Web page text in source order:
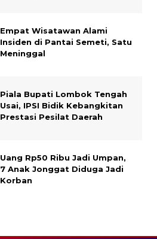
Empat Wisatawan Alami
Insiden di Pantai Semeti, Satu
Meninggal
Piala Bupati Lombok Tengah
Usai, IPSI Bidik Kebangkitan
Prestasi Pesilat Daerah
Uang Rp50 Ribu Jadi Umpan,
7 Anak Jonggat Diduga Jadi
Korban